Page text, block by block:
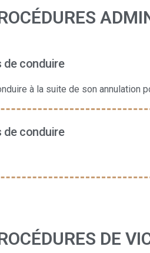
de conduire
à la suite de son annulation
de conduire
DE